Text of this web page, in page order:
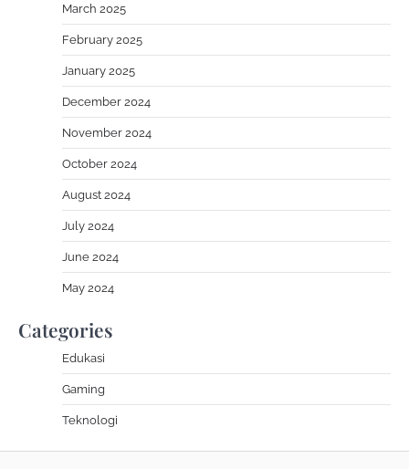
March 2025
February 2025
January 2025
December 2024
November 2024
October 2024
August 2024
July 2024
June 2024
May 2024
Categories
Edukasi
Gaming
Teknologi